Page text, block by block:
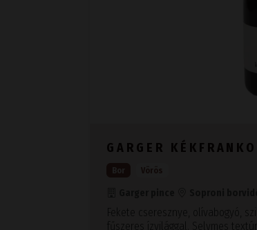
GARGER
Fekete cseresznye, olívabogyó,
fűszeres ízvilággal. Selymes